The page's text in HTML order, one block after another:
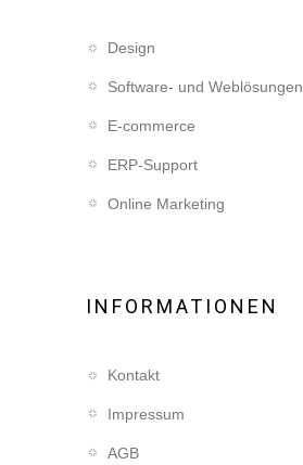
Design
Software- und Weblösungen
E-commerce
ERP-Support
Online Marketing
INFORMATIONEN
Kontakt
Impressum
AGB